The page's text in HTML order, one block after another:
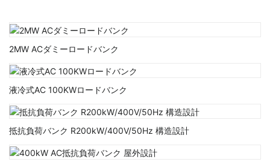
2MW ACダミーロードバンク
液冷式AC 100KWロードバンク
抵抗負荷バンク R200kW/400V/50Hz 構造設計